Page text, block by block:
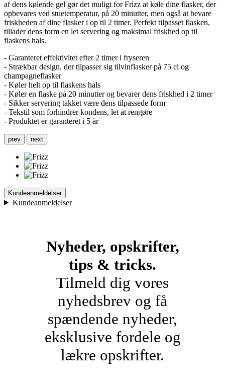
af dens kølende gel gør det muligt for Frizz at køle dine flasker, der
opbevares ved stuetemperatur, på 20 minutter, men også at bevare
friskheden af dine flasker i op til 2 timer. Perfekt tilpasset flasken,
tillader dens form en let servering og maksimal friskhed op til
flaskens hals.
- Garanteret effektivitet efter 2 timer i fryseren
- Strækbar design, der tilpasser sig tilvinflasker på 75 cl og
champagneflasker
- Køler helt op til flaskens hals
- Køler en flaske på 20 minutter og bevarer dens friskhed i 2 timer
- Sikker servering takket være dens tilpassede form
- Tekstil som forhindrer kondens, let at rengøre
- Produktet er garanteret i 5 år
prev next
Kundeanmeldelser
Kundeanmeldelser
Nyheder, opskrifter,
tips & tricks.
Tilmeld dig vores
nyhedsbrev og få
spændende nyheder,
eksklusive fordele og
lækre opskrifter.